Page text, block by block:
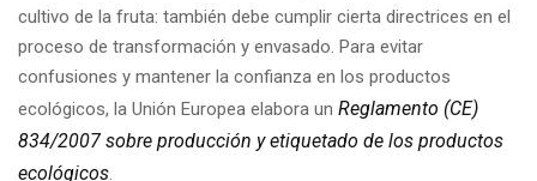
cultivo de la fruta: también debe cumplir cierta directrices en el
proceso de transformación y envasado. Para evitar
confusiones y mantener la confianza en los productos
ecológicos, la Unión Europea elabora un Reglamento (CE)
834/2007 sobre producción y etiquetado de los productos
ecológicos.